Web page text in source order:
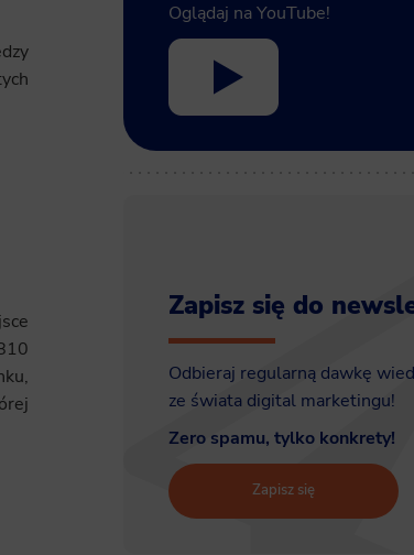
Oglądaj na YouTube!
Zapisz się do
Odbieraj regularną dawkę
ze świata digital marketingu!
Zero spamu, tylko konkrety!
Zapisz się